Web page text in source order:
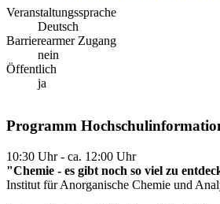
Veranstaltungssprache
Deutsch
Barrierearmer Zugang
nein
Öffentlich
ja
Programm
10:30 Uhr - ca. 12:00 Uhr
"Chemie - es gibt noch so viel zu
Institut für Anorganische Chemie und